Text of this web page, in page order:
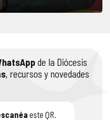
de la Diócesis
, recursos y novedades
este QR.